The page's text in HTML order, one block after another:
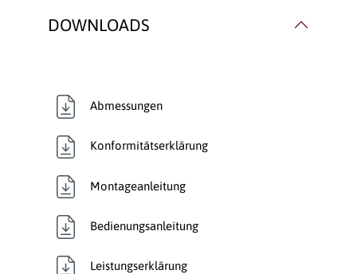
Verbrennungsluft:
Verglasung:
Wärmetransport: Luftführend
DOWNLOADS
Abmessungen
Konformitätserklärung
Montageanleitung
Bedienungsanleitung
Leistungserklärung